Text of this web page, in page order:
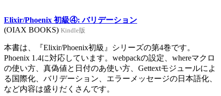
Elixir/Phoenix 初級④: バリデーション
(OIAX BOOKS) Kindle版
本書は、『Elixir/Phoenix初級』シリーズの第4巻です。
Phoenix 1.4に対応しています。webpackの設定、whereマクロ
の使い方、真偽値と日付のあ使い方、Gettextモジュールによ
る国際化、バリデーション、エラーメッセージの日本語化、
など内容は盛りだくさんです。